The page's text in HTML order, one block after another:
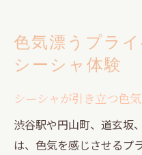
渋谷駅周辺で
静かな個室で楽し
シーシャを個
静けさと色気が
プライベート
色気漂うプラ
シーシャ体験
シーシャが引き立つ色
渋谷駅や円山町、道玄坂
は、色気を感じさせるプ